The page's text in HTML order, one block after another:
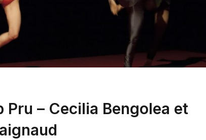
Pru – Cecilia Bengolea et